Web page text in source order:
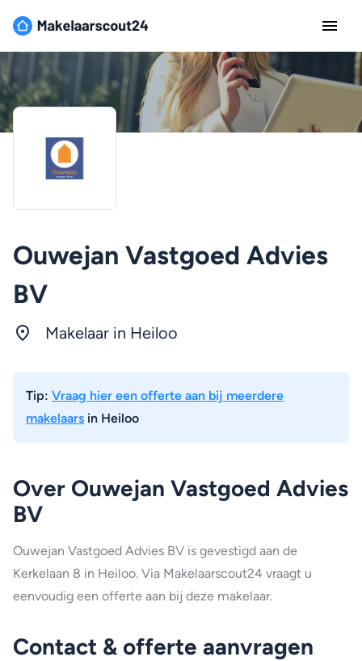
Ouwejan Vastgoed Advies
BV
Makelaar in Heiloo
Tip: Vraag hier een offerte aan bij meerdere
makelaars in Heiloo
Over Ouwejan Vastgoed Advies
BV
Ouwejan Vastgoed Advies BV is gevestigd aan de
Kerkelaan 8 in Heiloo. Via Makelaarscout24 vraagt u
eenvoudig een offerte aan bij deze makelaar.
Contact & offerte aanvragen